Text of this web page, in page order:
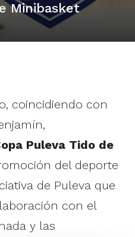
Minibasket
coincidiendo con
Puleva Tido de
del deporte
de Puleva que
con el
y las